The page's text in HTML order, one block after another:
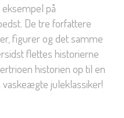
eksempel på
De tre forfattere
figurer og det samme
flettes historierne
historien op til en
juleklassiker!